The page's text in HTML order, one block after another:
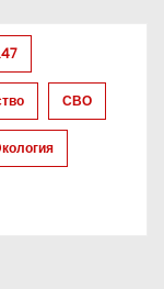
СВО